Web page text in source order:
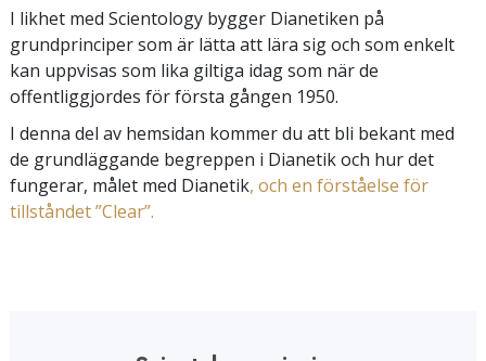
I likhet med Scientology bygger Dianetiken på
grundprinciper som är lätta att lära sig och som enkelt
kan uppvisas som lika giltiga idag som när de
offentliggjordes för första gången 1950.
I denna del av hemsidan kommer du att bli bekant med
de grundläggande begreppen i Dianetik och hur det
fungerar, målet med Dianetik, och en förståelse för
tillståndet ”Clear”.